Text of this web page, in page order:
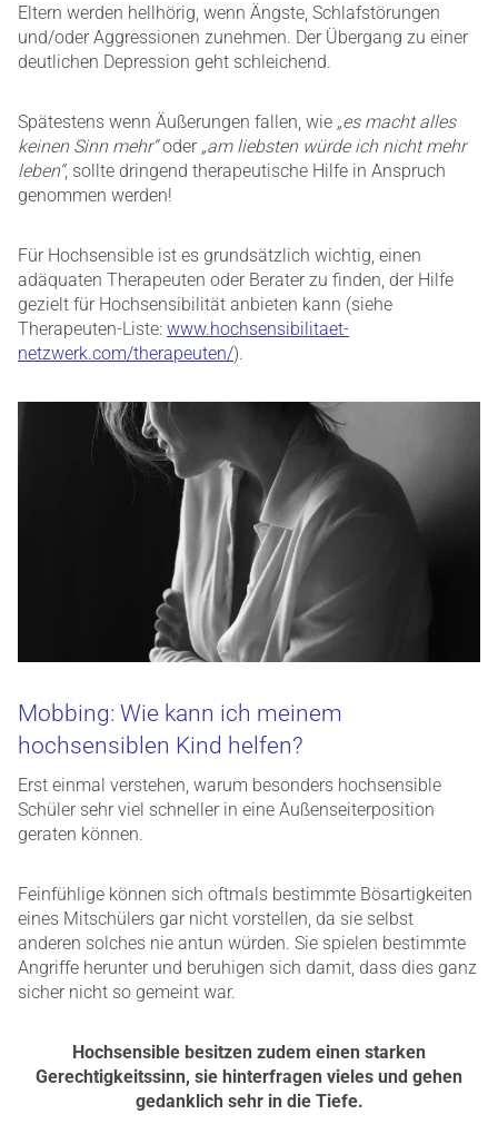
Eltern werden hellhörig, wenn Ängste, Schlafstörungen
und/oder Aggressionen zunehmen. Der Übergang zu einer
deutlichen Depression geht schleichend.
Spätestens wenn Äußerungen fallen, wie „es macht alles
keinen Sinn mehr“oder „am liebsten würde ich nicht mehr
leben“, sollte dringend therapeutische Hilfe in Anspruch
genommen werden!
Für Hochsensible ist es grundsätzlich wichtig, einen
adäquaten Therapeuten oder Berater zu finden, der Hilfe
gezielt für Hochsensibilität anbieten kann (siehe
Therapeuten-Liste: www.hochsensibilitaet-
netzwerk.com/therapeuten/).
Mobbing: Wie kann ich meinem
hochsensiblen Kind helfen?
Erst einmal verstehen, warum besonders hochsensible
Schüler sehr viel schneller in eine Außenseiterposition
geraten können.
Feinfühlige können sich oftmals bestimmte Bösartigkeiten
eines Mitschülers gar nicht vorstellen, da sie selbst
anderen solches nie antun würden. Sie spielen bestimmte
Angriffe herunter und beruhigen sich damit, dass dies ganz
sicher nicht so gemeint war.
Hochsensible besitzen zudem einen starken
Gerechtigkeitssinn, sie hinterfragen vieles und gehen
gedanklich sehr in die Tiefe.